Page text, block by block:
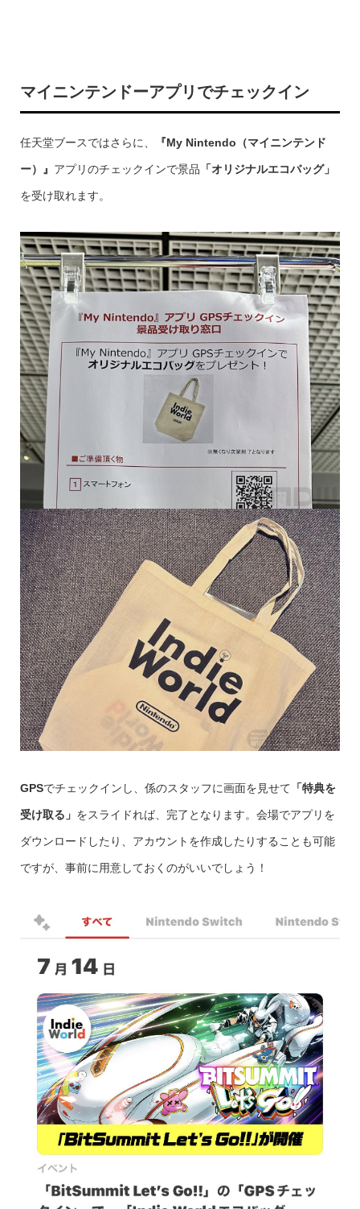
マイニンテンドーアプリでチェックイン
任天堂ブースではさらに、 『My Nintendo（マイニンテンド
ー）』 アプリのチェックインで景品 「オリジナルエコバッグ」
を受け取れます。
GPSでチェックインし、係のスタッフに画面を見せて 「特典を
受け取る」 をスライドれば、完了となります。会場でアプリを
ダウンロードしたり、アカウントを作成したりすることも可能
ですが、事前に用意しておくのがいいでしょう！